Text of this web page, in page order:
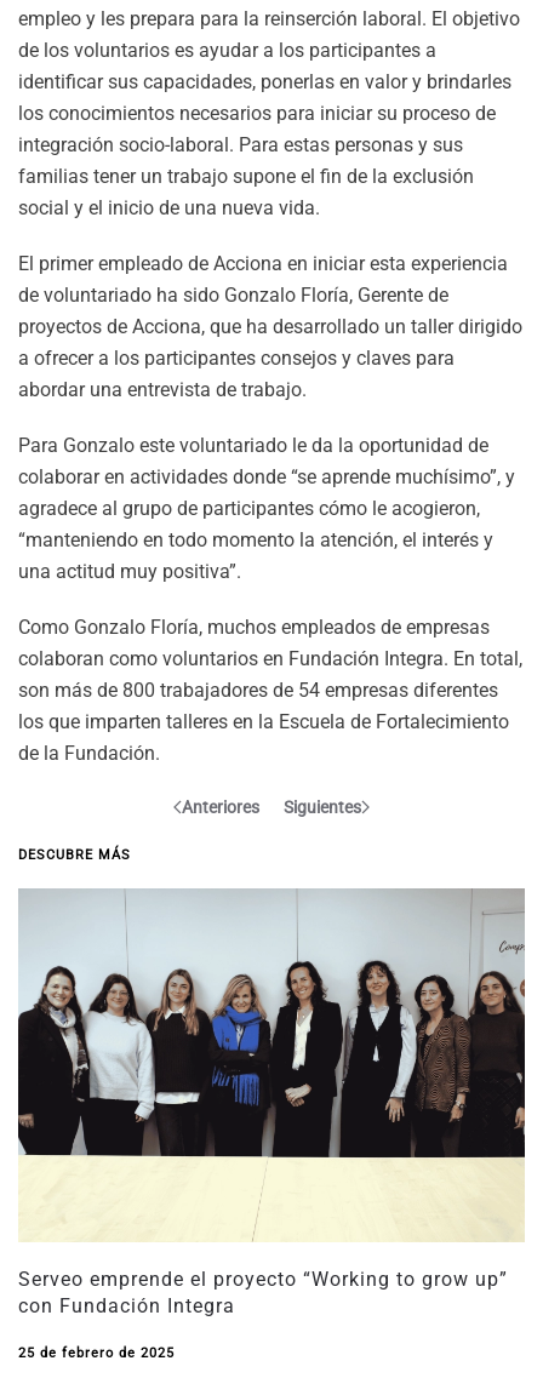
empleo y les prepara para la reinserción laboral. El objetivo
de los voluntarios es ayudar a los participantes a
identificar sus capacidades, ponerlas en valor y brindarles
los conocimientos necesarios para iniciar su proceso de
integración socio-laboral. Para estas personas y sus
familias tener un trabajo supone el fin de la exclusión
social y el inicio de una nueva vida.
El primer empleado de Acciona en iniciar esta experiencia
de voluntariado ha sido Gonzalo Floría, Gerente de
proyectos de Acciona, que ha desarrollado un taller dirigido
a ofrecer a los participantes consejos y claves para
abordar una entrevista de trabajo.
Para Gonzalo este voluntariado le da la oportunidad de
colaborar en actividades donde “se aprende muchísimo”, y
agradece al grupo de participantes cómo le acogieron,
“manteniendo en todo momento la atención, el interés y
una actitud muy positiva”.
Como Gonzalo Floría, muchos empleados de empresas
colaboran como voluntarios en Fundación Integra. En total,
son más de 800 trabajadores de 54 empresas diferentes
los que imparten talleres en la Escuela de Fortalecimiento
de la Fundación.
Anteriores Siguientes
DESCUBRE MÁS
Serveo emprende el proyecto “Working to grow up”
con Fundación Integra
25 de febrero de 2025